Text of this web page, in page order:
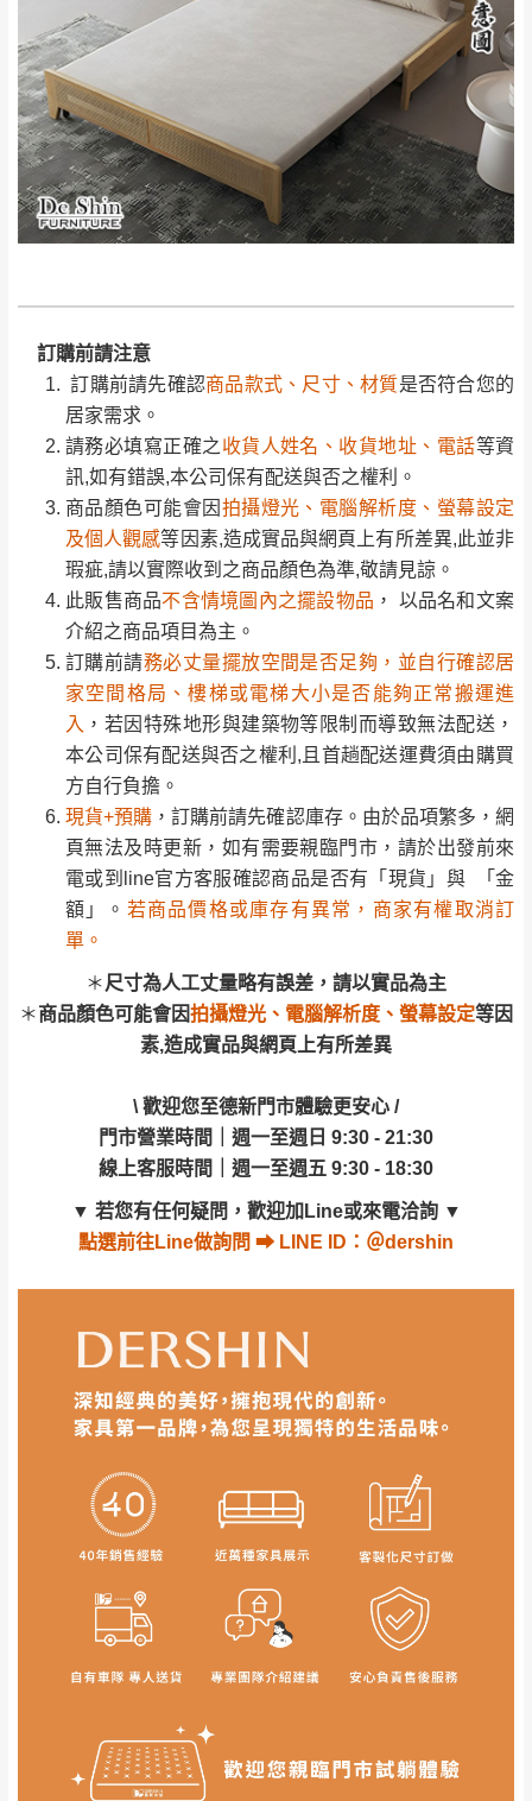
訂購前請注意
訂購前請先確認商品款式、尺寸、材質是否符合您的
居家需求。
請務必填寫正確之收貨人姓名、收貨地址、電話等資
訊,如有錯誤,本公司保有配送與否之權利。
商品顏色可能會因 拍攝燈光、電腦解析度、螢幕設定
及個人觀感等因素,造成實品與網頁上有所差異,此並非
瑕疵,請以實際收到之商品顏色為準,敬請見諒。
此販售商品不含情境圖內之擺設物品 ， 以品名和文案
介紹之商品項目為主。
訂購前請務必丈量擺放空間是否足夠，並自行確認居
家空間格局、樓梯或電梯大小是否能夠正常搬運進
入 ，若因特殊地形與建築物等限制而導致無法配送，
本公司保有配送與否之權利,且首趟配送運費須由購買
方自行負擔。
現貨+預購 ，訂購前請先確認庫存。由於品項繁多，網
頁無法及時更新，如有需要親臨門市，請於出發前來
電或到line官方客服確認商品是否有「現貨」與 「金
額」。 若商品價格或庫存有異常，商家有權取消訂
單。
＊尺寸為人工丈量略有誤差，請以實品為主
＊商品顏色可能會因拍攝燈光、電腦解析度、螢幕設定等因
素,造成實品與網頁上有所差異
\ 歡迎您至德新門市體驗更安心 /
門市營業時間｜週一至週日 9:30 - 21:30
線上客服時間｜週一至週五 9:30 - 18:30
▼ 若您有任何疑問，歡迎加Line或來電洽詢▼
點選前往Line做詢問 ⮕ LINE ID：＠dershin
訊,如有錯誤,本公司保有配送與否之權利。
商品顏色可能會因拍攝燈光、電腦解析度、螢幕設定
及個人觀感
瑕疵,請以實際收到之商品顏色為準,敬請見諒。
此販售商品不含情境圖內之擺設物品， 以品名和文案
介紹之商品項目為主。
訂購前請務必丈量擺放空間是否足夠，並自行確認居
家空間格局、樓梯或電梯大小是否能夠正常搬運進
入，若因特殊地形與建築物等限制而導致無法配送，
本公司保有配送與否之權利,且首趟配送運費須由購買
方自行負擔。
現貨+預購，訂購前請先確認庫存。由於品項繁多，網
頁無法及時更新，如有需要親臨門市，請於出發前來
電或到line官方客服確認商品是否有「現貨」與 「金
額」。若商品價格或庫存有異常，商家有權取消訂
單。
尺寸為人工丈量略有誤差，請以實品為主
商品顏色可能會因 拍攝燈光、電腦解析度、螢幕設定
等因
素,造成實品與網頁上有所差異
\ 歡迎您至德新門市體驗更安心 /
門市營業時間｜週一至週日 9:30 - 21:30
線上客服時間｜週一至週五 9:30 - 18:30
前往Line做詢問 ⮕ LINE ID：＠dershin
苗栗
運費
$ 9,000以下：
NT$500元
＊A108產品另收運費
卓蘭鎮、三灣、通
霄山區、西湖、泰
安鄉、大湖鄉、頭
屋、獅潭鄉
到貨時間：指定送貨日當天以電話聯絡確認
｜周（一）配送部門固定公休無送貨｜
台北市、新北市地區固定每周(三)、(日)兩天收送貨
暫無配送地區：彰化、南投、雲林、嘉義、台南、高
雄、屏東、宜蘭、 花蓮、台東、金門、馬祖、澎湖地區
（可於LINE線上詢問 →@dershin）
加收說明
。
。
其它注意事項
本司貨車運送如因路況不佳、天候惡劣、過於偏遠之
山區內等，或收貨地點搬運過於困難等因素，導致無
法順利配送，本公司除了盡最大努力完成配送外，視
狀況保有出貨的權利。
需以吊車或其他的吊掛方式吊運，費用將由買方自行
支付。
因大型傢俱有組裝、配送的問題，並非一般快速到貨
再與您通知，讓您不用整天在家等貨，以免浪費你的
寶貴時間。
或停止運送服務。
百貨公司配送暫無法配合開店前、閉店後時段，並送
至百貨公司卸貨區為限，恕無法送至指定樓面。
遇百貨周年慶期間，恕暫停百貨公司相關運送 》
回收,免付費清運專線：0800-085-717
訂購前請先確認 商品款式、尺寸、材質是否符合您的
居家需求。
商品顏色可能會因
及個人觀感 等因素,造成實品與網頁上有所差異,此並非
瑕疵,請以實際收到之商品顏色為準,敬請見諒。
機當天到貨前皆會再與您通知，讓你不用整
天在家等貨，以節省您的寶貴時間。
由於百貨公司配送較為不易，故暫無法配送
至百貨公司內部。
發票寄送：
若您選擇三聯式或索取兩聯式發票，發票將於商品
完成出貨15個工作天另行寄出，另外約加上2~7個
退換貨說明：
若收到不良品，請於到貨日起七日內通知本
公司客服人員，我們將為您更換新品，運費
皆由本站負責，所有退回及換貨之商品必須
是全新狀態且完整包裝，床墊、床包、枕頭
類產品需為未拆封狀態(請保持商品、附件、
包裝、廠商紙及所有附隨文件或資料之完整
性)，若未依照上述方式處理，恕無法接受退
貨。
由於透過電腦螢幕選購商品，可能會因個人
電腦螢幕的設定色差或解析度等因素， 與實
際商品的顏色、質感稍有不同，如因此而需
退換貨，
需自付來回運費及人資成本，請您
訂購前詳加確認。(包含商品尺寸是否合適)。
訂購前請確認商品尺寸，大型物件因為人工
丈量，難免會有些許誤差值(約正負0.5CM)
詳細尺寸以實品為主。
非因本公司問題而需退換貨，請於收到貨7日
內通知客服人員(Line@ ID：@dershin)，並
若發生非本司因素致使之汙損破壞，恕無法
辦理退換貨。
台北市、新北市地區固定每周(三)、(日)兩天
本公司部份商品無維修服務，超過7日鑑賞
期，商品使用年限，因客人使用習慣、居家
環境不同。若屬人為因素導致商品損壞、零
件短缺，則維修、搬運費用，需由消費者自
行吸收(另事先與消費者報價，消費者同意將
若非商品品質瑕疵問題於鑑賞期內退貨之情
形，我們需酌收退貨運費。
如欲放置營業場所及公開場合之商品則無享
有商品一年保固之服務。
訂單成立
交易恕不
殺價，商品均已最低價格售出，且在特定時日會給
予折扣，請密切注意。
日內若未接獲您的匯款或轉帳通知，商品將不
予保留(訂單自動取消)。
無回收家具服務，若需回收家具可聯絡當地請清
潔隊回收,免付費清運專線：0800-085-717。